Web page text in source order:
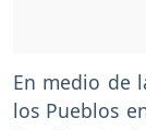
En medio de
los Pueblos